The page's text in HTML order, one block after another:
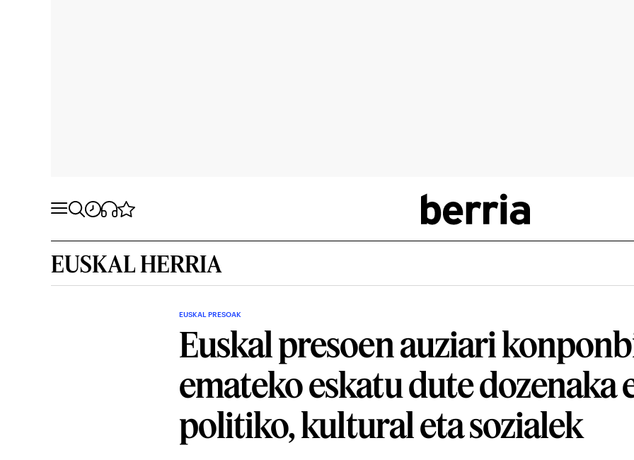
EUSKAL HERRIA
EUSKAL PRESOAK
Euskal presoen auziari
emateko eskatu dute dozenaka
politiko, kultural eta sozialek